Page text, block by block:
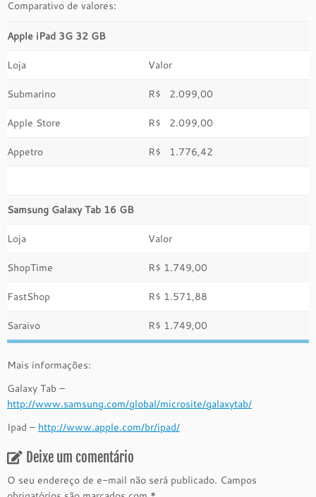
Comparativo de valores:
Apple iPad 3G 32 GB
Loja Valor
Submarino R$ 2.099,00
Apple Store R$ 2.099,00
Appetro R$ 1.776,42
Samsung Galaxy Tab 16 GB
Loja Valor
ShopTime R$ 1.749,00
FastShop R$ 1.571,88
Saraivo R$ 1.749,00
Mais informações:
Galaxy Tab –
http://www.samsung.com/global/microsite/galaxytab/
Ipad – http://www.apple.com/br/ipad/
Deixe um comentário
O seu endereço de e-mail não será publicado. Campos